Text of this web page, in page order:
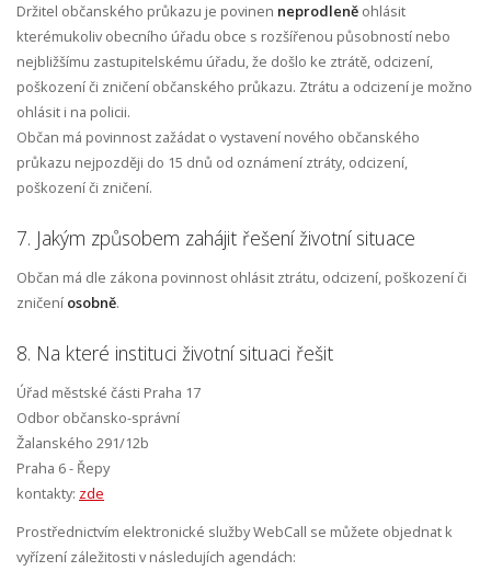
Držitel občanského průkazu je povinen neprodleně ohlásit
kterémukoliv obecního úřadu obce s rozšířenou působností nebo
nejbližšímu zastupitelskému úřadu, že došlo ke ztrátě, odcizení,
poškození či zničení občanského průkazu. Ztrátu a odcizení je možno
ohlásit i na policii.
Občan má povinnost zažádat o vystavení nového občanského
průkazu nejpozději do 15 dnů od oznámení ztráty, odcizení,
poškození či zničení.
7. Jakým způsobem zahájit řešení životní situace
Občan má dle zákona povinnost ohlásit ztrátu, odcizení, poškození či
zničení osobně.
8. Na které instituci životní situaci řešit
Úřad městské části Praha 17
Odbor občansko-správní
Žalanského 291/12b
Praha 6 - Řepy
kontakty: zde
Prostřednictvím elektronické služby WebCall se můžete objednat k
vyřízení záležitosti v následujích agendách: